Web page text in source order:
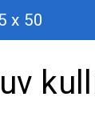
x 50